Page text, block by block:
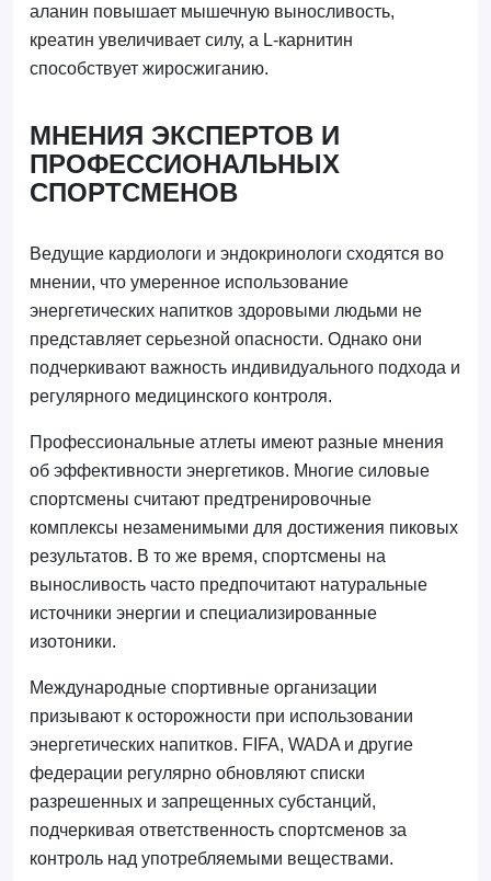
аланин повышает мышечную выносливость,
креатин увеличивает силу, а L-карнитин
способствует жиросжиганию.
МНЕНИЯ ЭКСПЕРТОВ И
ПРОФЕССИОНАЛЬНЫХ
СПОРТСМЕНОВ
Ведущие кардиологи и эндокринологи сходятся во
мнении, что умеренное использование
энергетических напитков здоровыми людьми не
представляет серьезной опасности. Однако они
подчеркивают важность индивидуального подхода и
регулярного медицинского контроля.
Профессиональные атлеты имеют разные мнения
об эффективности энергетиков. Многие силовые
спортсмены считают предтренировочные
комплексы незаменимыми для достижения пиковых
результатов. В то же время, спортсмены на
выносливость часто предпочитают натуральные
источники энергии и специализированные
изотоники.
Международные спортивные организации
призывают к осторожности при использовании
энергетических напитков. FIFA, WADA и другие
федерации регулярно обновляют списки
разрешенных и запрещенных субстанций,
подчеркивая ответственность спортсменов за
контроль над употребляемыми веществами.